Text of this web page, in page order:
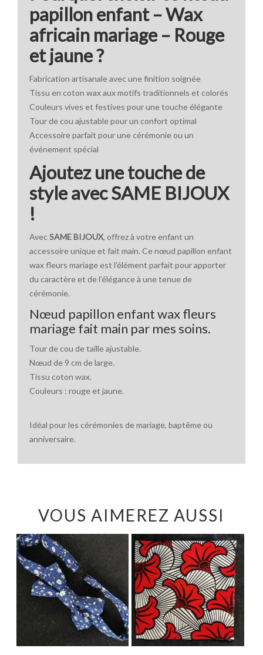
papillon enfant – Wax
africain mariage – Rouge
et jaune ?
Fabrication artisanale avec une finition soignée
Tissu en coton wax aux motifs traditionnels et colorés
Couleurs vives et festives pour une touche élégante
Tour de cou ajustable pour un confort optimal
Accessoire parfait pour une cérémonie ou un
événement spécial
Ajoutez une touche de
style avec SAME BIJOUX
!
Avec SAME BIJOUX, offrez à votre enfant un
accessoire unique et fait main. Ce nœud papillon enfant
wax fleurs mariage est l’élément parfait pour apporter
du caractère et de l’élégance à une tenue de
cérémonie.
Nœud papillon enfant wax fleurs
mariage fait main par mes soins.
Tour de cou de taille ajustable.
Nœud de 9 cm de large.
Tissu coton wax.
Couleurs : rouge et jaune.
Idéal pour les cérémonies de mariage, baptême ou
anniversaire.
VOUS AIMEREZ AUSSI